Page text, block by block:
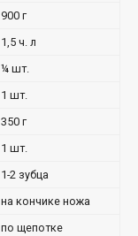
900 г
1,5 ч. л
¼ шт.
1 шт.
350 г
1 шт.
1-2 зубца
на кончике ножа
по щепотке